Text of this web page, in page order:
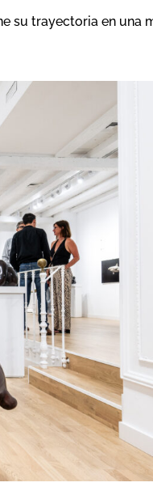
su trayectoria en una